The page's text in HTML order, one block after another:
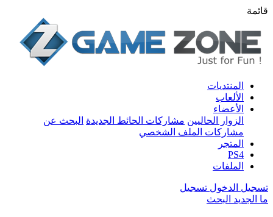
قائمة
المنتديات
الألعاب
الأعضاء
الزوار الحاليين مشاركات الحائط الجديدة البحث عن
مشاركات الملف الشخصي
المتجر
PS4
الملفات
تسجيل الدخول تسجيل
ما الجديد البحث